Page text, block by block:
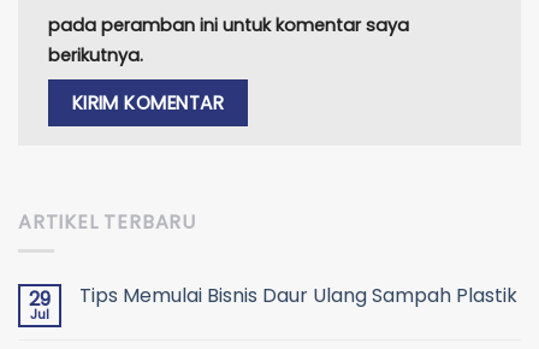
pada peramban ini untuk komentar saya
berikutnya.
ARTIKEL TERBARU
29
Jul
Tips Memulai Bisnis Daur Ulang Sampah Plastik